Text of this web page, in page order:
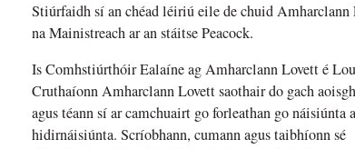
Stiúrfaidh sí an chéad léiriú eile de chuid
na Mainistreach ar an stáitse Peacock.​
Is Comhstiúrthóir Ealaíne ag Amharclann Lovett é
Cruthaíonn Amharclann Lovett saothair do gach
agus téann sí ar camchuairt go forleathan go náisiúnta
hidirnáisiúnta. Scríobhann, cumann agus taibhíonn sé